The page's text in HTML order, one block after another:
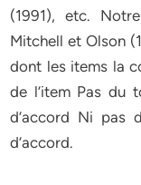
(1991), etc.
Mitchell et Olson
dont les items la
de l’item Pas du
d’accord Ni pas
d’accord.